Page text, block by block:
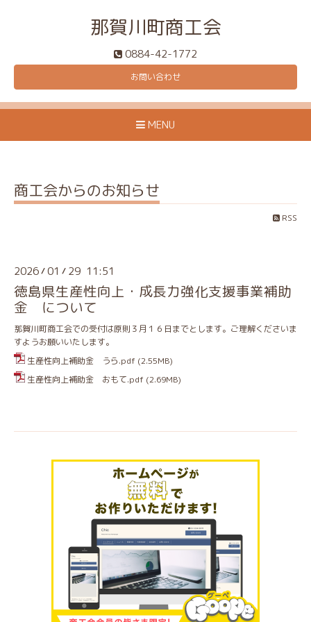
那賀川町商工会
0884-42-1772
お問い合わせ
MENU
商工会からのお知らせ
RSS
2026/01 / 29 11:51
徳島県生産性向上・成長力強化支援事業補助
金 について
那賀川町商工会での受付は原則３月１６日までとします。ご理解くださいま
すようお願いいたします。
生産性向上補助金 うら.pdf (2.55MB)
生産性向上補助金 おもて.pdf (2.69MB)